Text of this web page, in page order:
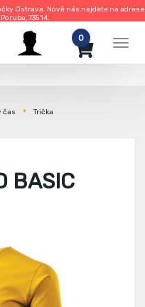
Ostrava. Nově nás najdete na
735 14.
0
čas Trička
BASIC